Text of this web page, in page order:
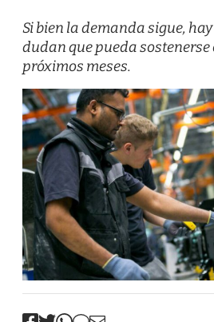
Si bien la demanda sigue,
dudan que pueda sostenerse
próximos meses.